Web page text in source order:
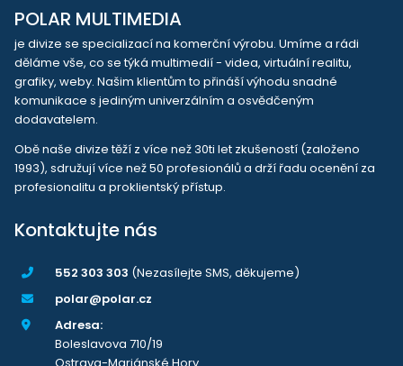
POLAR MULTIMEDIA
je divize se specializací na komerční výrobu. Umíme a rádi
děláme vše, co se týká multimedií - videa, virtuální realitu,
grafiky, weby. Našim klientům to přináší výhodu snadné
komunikace s jediným univerzálním a osvědčeným
dodavatelem.
Obě naše divize těží z více než 30ti let zkušeností (založeno
1993), sdružují více než 50 profesionálů a drží řadu ocenění za
profesionalitu a proklientský přístup.
Kontaktujte nás
552 303 303 (Nezasílejte SMS, děkujeme)
polar@polar.cz
Adresa:
Boleslavova 710/19